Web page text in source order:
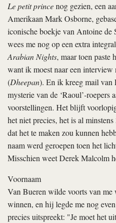
Le petit princenog gezien, een
Amerikaan Mark Osborne,
iconische boekje van Antoine de
wees me nog op een extra
Arabian Nights, maar toen paste
want ik moest naar een interview
(Dheepan). En ik kreeg mail van
mysterie van de ‘Raoul’-roepers
voorstellingen. Het blijft
het niet precies, het is al
dat het te maken zou kunnen
naam werd geroepen toen het
Misschien weet Derek Malcolm
Voornaam
Van Bueren wilde voorts van
winnen, en hij legde me nog
precies uitspreekt: "Je moet het